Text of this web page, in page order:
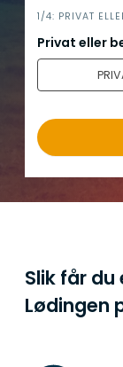
h
e
r
1/4: PRIVAT
Privat eller
Slik får
Lødingen